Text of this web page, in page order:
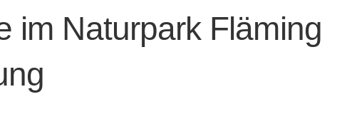
im Naturpark Fläming